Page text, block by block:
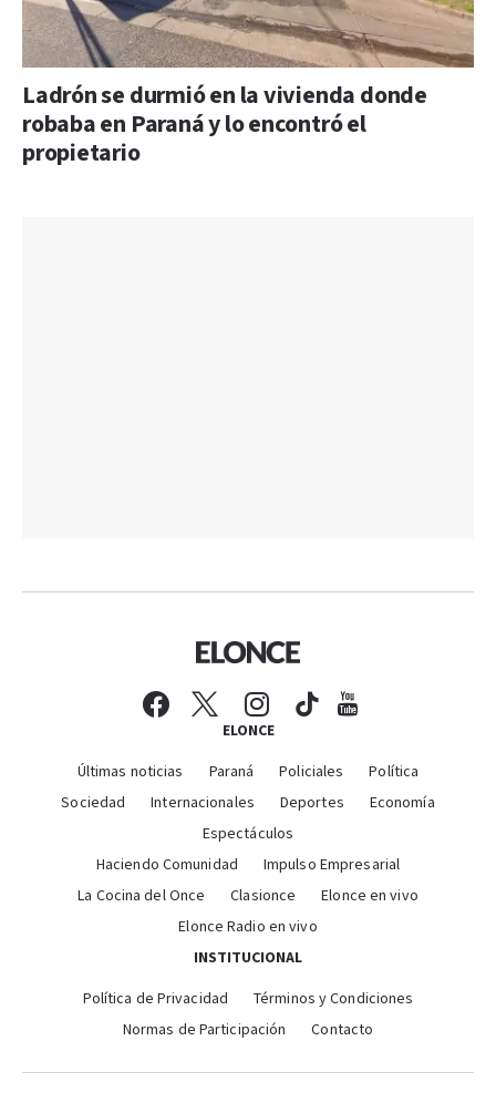
Ladrón se durmió en la vivienda donde
robaba en Paraná y lo encontró el
propietario
ELONCE
Últimas noticias Paraná Policiales
Política
Sociedad
Internacionales Deportes
Economía
Espectáculos
Haciendo Comunidad
Impulso Empresarial
La Cocina del Once
Clasionce
Elonce en vivo
Elonce Radio en vivo
INSTITUCIONAL
Política de Privacidad
Términos y Condiciones
Normas de Participación
Contacto